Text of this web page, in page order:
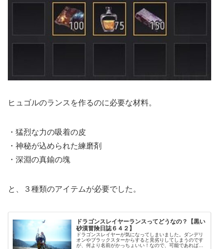
ヒュゴルのランスを作るのに必要な材料。
・猛烈な力の吸着の皮
・神秘が込められた練磨剤
・深淵の真鍮の塊
と、３種類のアイテムが必要でした。
ドラゴンスレイヤーランスってどうなの？【黒い
砂漠冒険日誌６４２】
ドラゴンスレイヤーが気になってしまいました。ダンデリ
オンやブラックスターからすると見劣りしてしまうのです
が、何より名前がかっちょいい！なので、可能であれば作